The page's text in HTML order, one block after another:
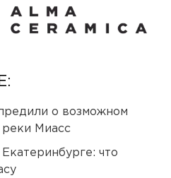
о возможном
реки Миасс
что